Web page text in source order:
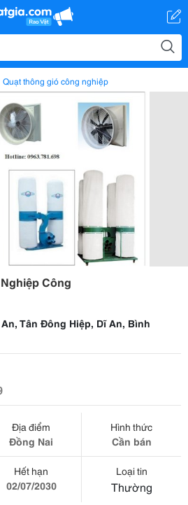
Quạt thông gió công nghiệp
Công
Tân Đông Hiệp, Dĩ An, Bình
Địa điểm
Đồng Nai
Hình thức
Cần bán
Hết hạn
02/07/2030
Loại tin
Thường